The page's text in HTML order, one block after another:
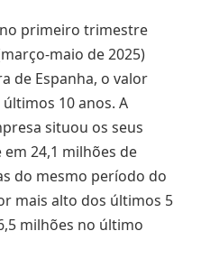
primeiro trimestre
maio de 2025)
de Espanha, o valor
10 anos. A
situou os seus
24,1 milhões de
do mesmo período do
mais alto dos últimos 5
milhões no último